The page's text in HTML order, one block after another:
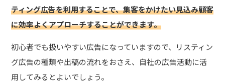
ティング広告を利用することで、集客をかけたい見込み顧客
に効率よくアプローチすることができます。
初心者でも扱いやすい広告になっていますので、リスティン
グ広告の種類や出稿の流れをおさえ、自社の広告活動に活
用してみるとよいでしょう。